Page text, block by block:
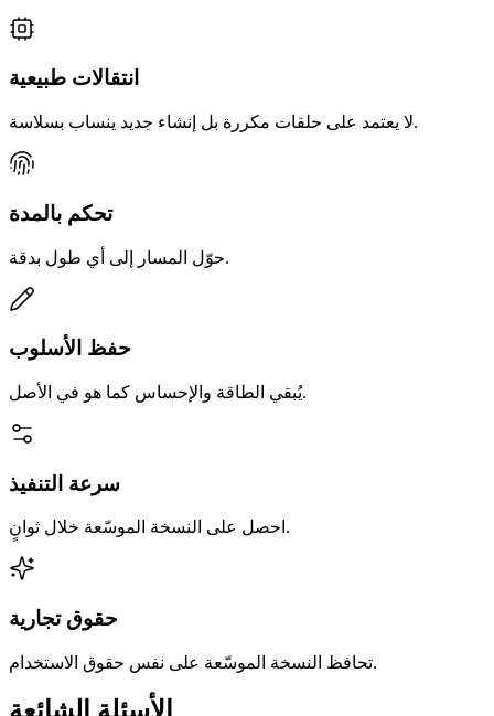
انتقالات طبيعية
لا يعتمد على حلقات مكررة بل إنشاء جديد ينساب بسلاسة.
تحكم بالمدة
حوّل المسار إلى أي طول بدقة.
حفظ الأسلوب
يُبقي الطاقة والإحساس كما هو في الأصل.
سرعة التنفيذ
احصل على النسخة الموسّعة خلال ثوانٍ.
حقوق تجارية
تحافظ النسخة الموسّعة على نفس حقوق الاستخدام.
الأسئلة الشائعة